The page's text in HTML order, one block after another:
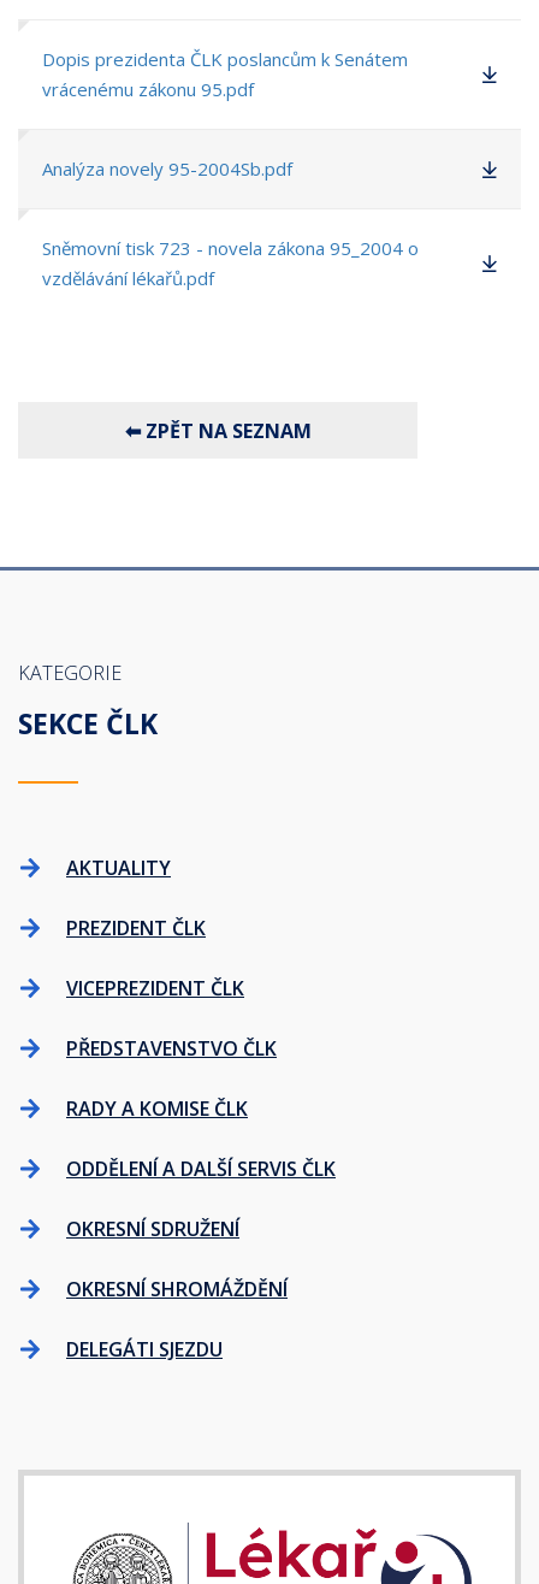
Dopis prezidenta ČLK poslancům k Senátem
vrácenému zákonu 95.pdf
Analýza novely 95-2004Sb.pdf
Sněmovní tisk 723 - novela zákona 95_2004 o
vzdělávání lékařů.pdf
KATEGORIE
SEKCE ČLK
AKTUALITY
PREZIDENT ČLK
VICEPREZIDENT ČLK
PŘEDSTAVENSTVO ČLK
RADY A KOMISE ČLK
ODDĚLENÍ A DALŠÍ SERVIS ČLK
OKRESNÍ SDRUŽENÍ
OKRESNÍ SHROMÁŽDĚNÍ
DELEGÁTI SJEZDU